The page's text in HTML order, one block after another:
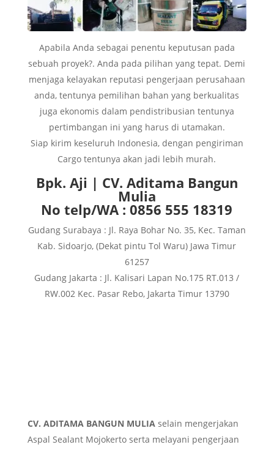
Apabila Anda sebagai penentu keputusan pada
sebuah proyek?. Anda pada pilihan yang tepat. Demi
menjaga kelayakan reputasi pengerjaan perusahaan
anda, tentunya pemilihan bahan yang berkualitas
juga ekonomis dalam pendistribusian tentunya
pertimbangan ini yang harus di utamakan.
Siap kirim keseluruh Indonesia, dengan pengiriman
Cargo tentunya akan jadi lebih murah.
Bpk. Aji | CV. Aditama Bangun
Mulia
No telp/WA : 0856 555 18319
Gudang Surabaya : Jl. Raya Bohar No. 35, Kec. Taman
Kab. Sidoarjo, (Dekat pintu Tol Waru) Jawa Timur
61257
Gudang Jakarta : Jl. Kalisari Lapan No.175 RT.013 /
RW.002 Kec. Pasar Rebo, Jakarta Timur 13790
CV. ADITAMA BANGUN MULIAselain mengerjakan
Aspal Sealant Mojokerto serta melayani pengerjaan